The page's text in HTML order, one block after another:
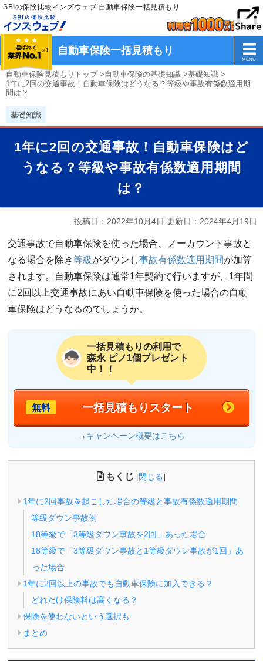
SBIの保険比較インズウェブ 自動車保険一括見積もり
自動車保険一括見積もり
自動車保険見積もりトップ>自動車保険の基礎知識 >基礎知識 >
1年に2回の交通事故！自動車保険はどうなる？等級や事故有係数適用期
間は？
基礎知識
1年に2回の交通事故！自動車保険はど
うなる？等級や事故有係数適用期間
は？
投稿日：2022年10月4日 更新日： 2024年4月19日
交通事故で自動車保険を使った場合、ノーカウント事故と
なる場合を除き 等級がダウンし事故有係数適用期間が加算
されます。自動車保険は通常1年契約で行いますが、1年間
に2回以上交通事故にあい自動車保険を使った場合の自動
車保険はどうなるのでしょうか。
一括見積もりの利用で
森永 ピノ1個プレゼント
中！！
無料 一括見積もりスタート
→ キャンペーン概要はこちら
もくじ [閉じる]
1年に2回事故を起こした場合の等級と事故有係数適用期間
等級ダウン事故例
18等級で「3等級ダウン事故を2回」あった場合
18等級で「3等級ダウン事故と1等級ダウン事故が1回」あ
った場合
1年に2回以上の事故でも自動車保険に加入できる？
どれだけ保険料は高くなる？
保険を使わないという選択も
まとめ